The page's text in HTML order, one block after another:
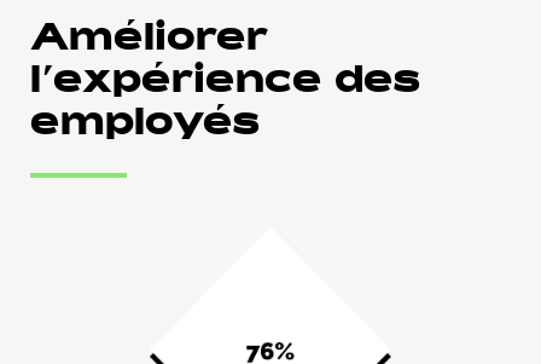
Améliorer
l’expérience des
employés